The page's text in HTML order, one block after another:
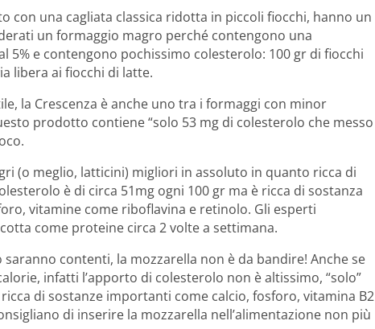
con una cagliata classica ridotta in piccoli fiocchi, hanno un
un formaggio magro perché contengono una
5% e contengono pochissimo colesterolo: 100 gr di fiocchi
libera ai fiocchi di latte.
la Crescenza è anche uno tra i formaggi con minor
prodotto contiene “solo 53 mg di colesterolo che messo
(o meglio, latticini) migliori in assoluto in quanto ricca di
è di circa 51mg ogni 100 gr ma è ricca di sostanza
vitamine come riboflavina e retinolo. Gli esperti
come proteine circa 2 volte a settimana.
contenti, la mozzarella non è da bandire! Anche se
infatti l’apporto di colesterolo non è altissimo, “solo”
di sostanze importanti come calcio, fosforo, vitamina B2
di inserire la mozzarella nell’alimentazione non più